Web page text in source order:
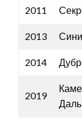
2011
2013
2014
2019